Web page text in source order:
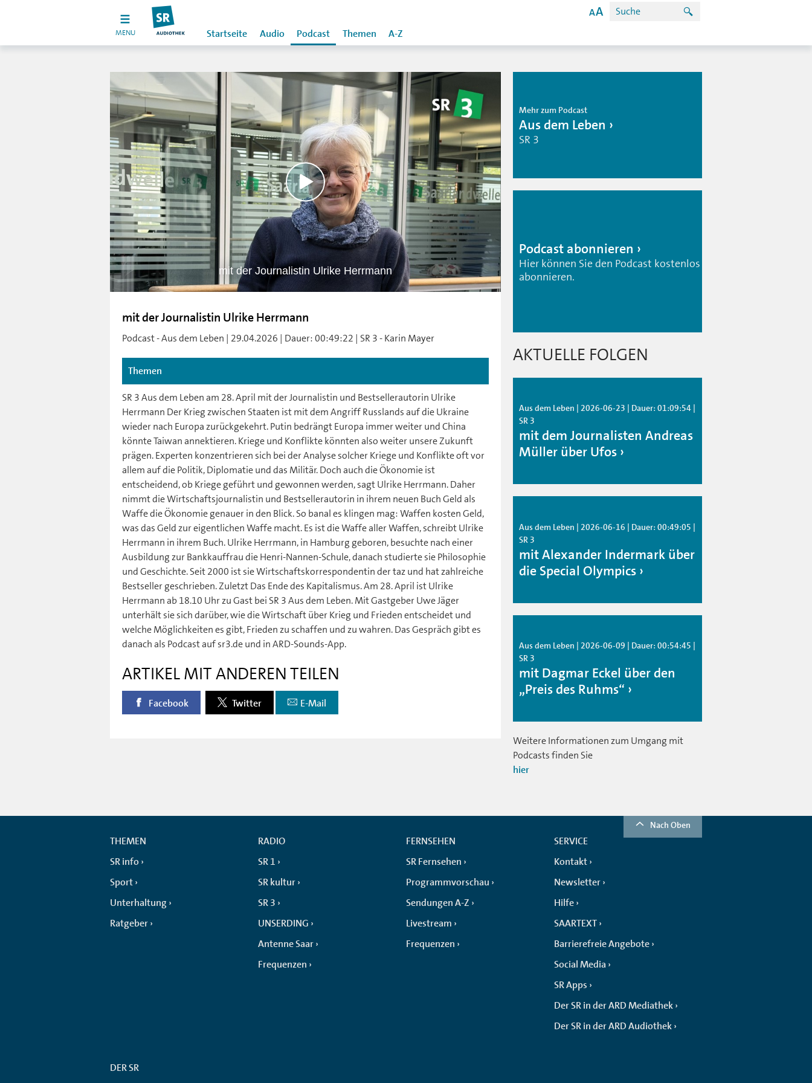
MENU Startseite Audio Podcast Themen A-Z
mit der Journalistin Ulrike Herrmann
mit der Journalistin Ulrike Herrmann
Podcast - Aus dem Leben | 29.04.2026 | Dauer: 00:49:22 | SR 3 - Karin Mayer
Themen
SR 3 Aus dem Leben am 28. April mit der Journalistin und Bestsellerautorin Ulrike
Herrmann Der Krieg zwischen Staaten ist mit dem Angriff Russlands auf die Ukraine
wieder nach Europa zurückgekehrt. Putin bedrängt Europa immer weiter und China
könnte Taiwan annektieren. Kriege und Konflikte könnten also weiter unsere Zukunft
prägen. Experten konzentrieren sich bei der Analyse solcher Kriege und Konflikte oft vor
allem auf die Politik, Diplomatie und das Militär. Doch auch die Ökonomie ist
entscheidend, ob Kriege geführt und gewonnen werden, sagt Ulrike Herrmann. Daher
nimmt die Wirtschaftsjournalistin und Bestsellerautorin in ihrem neuen Buch Geld als
Waffe die Ökonomie genauer in den Blick. So banal es klingen mag: Waffen kosten Geld,
was das Geld zur eigentlichen Waffe macht. Es ist die Waffe aller Waffen, schreibt Ulrike
Herrmann in ihrem Buch. Ulrike Herrmann, in Hamburg geboren, besuchte nach einer
Ausbildung zur Bankkauffrau die Henri-Nannen-Schule, danach studierte sie Philosophie
und Geschichte. Seit 2000 ist sie Wirtschaftskorrespondentin der taz und hat zahlreiche
Bestseller geschrieben. Zuletzt Das Ende des Kapitalismus. Am 28. April ist Ulrike
Herrmann ab 18.10 Uhr zu Gast bei SR 3 Aus dem Leben. Mit Gastgeber Uwe Jäger
unterhält sie sich darüber, wie die Wirtschaft über Krieg und Frieden entscheidet und
welche Möglichkeiten es gibt, Frieden zu schaffen und zu wahren. Das Gespräch gibt es
danach als Podcast auf sr3.de und in ARD-Sounds-App.
ARTIKEL MIT ANDEREN TEILEN
Facebook Twitter E-Mail
Mehr zum Podcast
Aus dem Leben
SR 3
Podcast abonnieren
Hier können Sie den Podcast kostenlos
abonnieren.
AKTUELLE FOLGEN
Aus dem Leben | 2026-06-23 | Dauer: 01:09:54 |
SR 3
mit dem Journalisten Andreas
Müller über Ufos
Aus dem Leben | 2026-06-16 | Dauer: 00:49:05 |
SR 3
mit Alexander Indermark über
die Special Olympics
Aus dem Leben | 2026-06-09 | Dauer: 00:54:45 |
SR 3
mit Dagmar Eckel über den
„Preis des Ruhms“
Weitere Informationen zum Umgang mit
Podcasts finden Sie
hier
Nach Oben
THEMEN
SR info
Sport
Unterhaltung
Ratgeber
RADIO
SR 1
SR kultur
SR 3
UNSERDING
Antenne Saar
Frequenzen
FERNSEHEN
SR Fernsehen
Programmvorschau
Sendungen A-Z
Livestream
Frequenzen
SERVICE
Kontakt
Newsletter
Hilfe
SAARTEXT
Barrierefreie Angebote
Social Media
SR Apps
Der SR in der ARD Mediathek
Der SR in der ARD Audiothek
DER SR